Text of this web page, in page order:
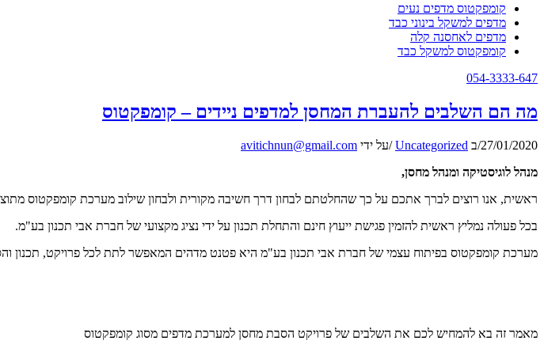
קומפקטוס מדפים נעים
מדפים למשקל בינוני כבד
מדפים לאחסנה קלה
קומפקטוס למשקל כבד
054-3333-647
מה הם השלבים להעברת המחסן למדפים ניידים – קומפקטוס
27/01/2020
/ב Uncategorized
/על ידי avitichnun@gmail.com
מנהל לוגיסטיקה ומנהל מחסן,
ראשית, אנו רוצים לברך אתכם על כך שהחלטתם לבחון דרך חשיבה מקורית ולבחון שילוב מערכת קומפקטוס
בכל פעולה נמליץ ראשית להזמין פגישת ייעוץ חינם והתחלת תכנון על ידי נציג מקצועי של חברת אבי תכנון בע"מ.
מערכת קומפקטוס בפיתוח עצמי של חברת אבי תכנון בע"מ היא פטנט מדהים המאפשר לתת לכל פרויקט, תכנון
מאמר זה בא להמחיש לכם את השלבים של פרויקט הסבת מחסן למערכת מדפים מסוג קומפקטוס